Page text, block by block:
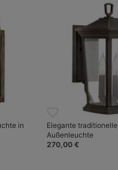
England
in
Elegante traditionelle
Außenleuchte
270,00 €